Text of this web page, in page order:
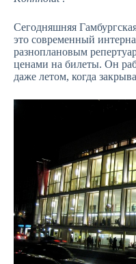
Сегодняшняя
это современный
разноплановым
ценами на билеты. Он
даже летом, когда